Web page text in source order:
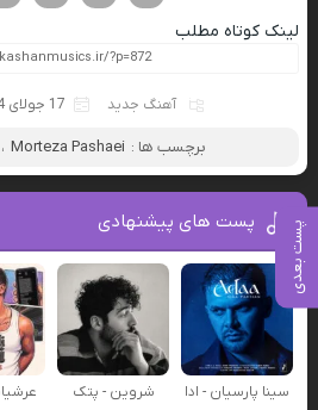
پست بعدی
لینک کوتاه مطلب
آهنگ جدید 17 جولای 2024
برچسب ها : Morteza Pashaei ،
پست های پیشنهادی
سینا پارسیان - ادا شروین - پتک